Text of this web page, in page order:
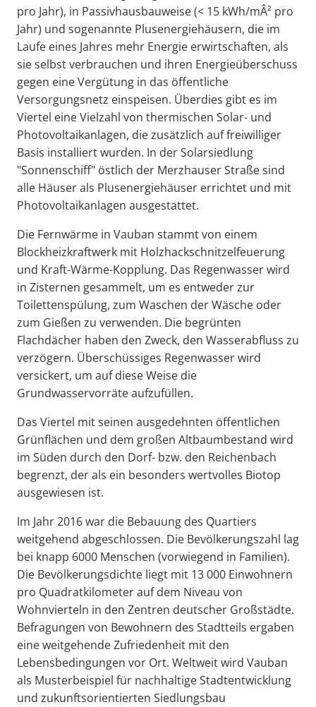
pro Jahr), in Passivhausbauweise (< 15 kWh/mÂ² pro
Jahr) und sogenannte Plusenergiehäusern, die im
Laufe eines Jahres mehr Energie erwirtschaften, als
sie selbst verbrauchen und ihren Energieüberschuss
gegen eine Vergütung in das öffentliche
Versorgungsnetz einspeisen. Überdies gibt es im
Viertel eine Vielzahl von thermischen Solar- und
Photovoltaikanlagen, die zusätzlich auf freiwilliger
Basis installiert wurden. In der Solarsiedlung
"Sonnenschiff" östlich der Merzhauser Straße sind
alle Häuser als Plusenergiehäuser errichtet und mit
Photovoltaikanlagen ausgestattet.
Die Fernwärme in Vauban stammt von einem
Blockheizkraftwerk mit Holzhackschnitzelfeuerung
und Kraft-Wärme-Kopplung. Das Regenwasser wird
in Zisternen gesammelt, um es entweder zur
Toilettenspülung, zum Waschen der Wäsche oder
zum Gießen zu verwenden. Die begrünten
Flachdächer haben den Zweck, den Wasserabfluss zu
verzögern. Überschüssiges Regenwasser wird
versickert, um auf diese Weise die
Grundwasservorräte aufzufüllen.
Das Viertel mit seinen ausgedehnten öffentlichen
Grünflächen und dem großen Altbaumbestand wird
im Süden durch den Dorf- bzw. den Reichenbach
begrenzt, der als ein besonders wertvolles Biotop
ausgewiesen ist.
Im Jahr 2016 war die Bebauung des Quartiers
weitgehend abgeschlossen. Die Bevölkerungszahl lag
bei knapp 6000 Menschen (vorwiegend in Familien).
Die Bevölkerungsdichte liegt mit 13 000 Einwohnern
pro Quadratkilometer auf dem Niveau von
Wohnvierteln in den Zentren deutscher Großstädte.
Befragungen von Bewohnern des Stadtteils ergaben
eine weitgehende Zufriedenheit mit den
Lebensbedingungen vor Ort. Weltweit wird Vauban
als Musterbeispiel für nachhaltige Stadtentwicklung
und zukunftsorientierten Siedlungsbau